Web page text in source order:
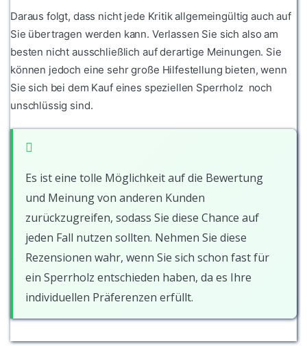
Daraus folgt, dass nicht jede Kritik allgemeingültig auch auf
Sie übertragen werden kann. Verlassen Sie sich also am
besten nicht ausschließlich auf derartige Meinungen. Sie
können jedoch eine sehr große Hilfestellung bieten, wenn
Sie sich bei dem Kauf eines speziellen Sperrholz noch
unschlüssig sind.
Es ist eine tolle Möglichkeit auf die Bewertung
und Meinung von anderen Kunden
zurückzugreifen, sodass Sie diese Chance auf
jeden Fall nutzen sollten. Nehmen Sie diese
Rezensionen wahr, wenn Sie sich schon fast für
ein Sperrholz entschieden haben, da es Ihre
individuellen Präferenzen erfüllt.